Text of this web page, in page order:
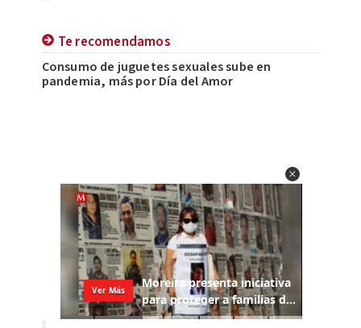
Te recomendamos
Consumo de juguetes sexuales sube en
pandemia, más por Día del Amor